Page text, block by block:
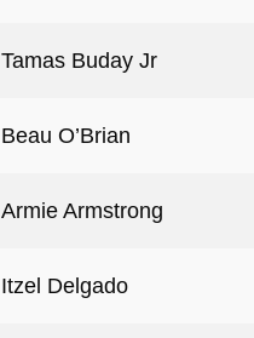
Tamas Buday Jr
Beau O’Brian
Armie Armstrong
Itzel Delgado